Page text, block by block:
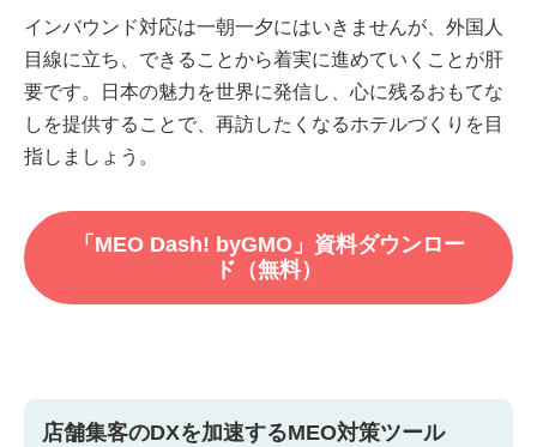
インバウンド対応は一朝一夕にはいきませんが、外国人
目線に立ち、できることから着実に進めていくことが肝
要です。日本の魅力を世界に発信し、心に残るおもてな
しを提供することで、再訪したくなるホテルづくりを目
指しましょう。
「MEO Dash! byGMO」資料ダウンロー
ド（無料）
店舗集客のDXを加速するMEO対策ツール